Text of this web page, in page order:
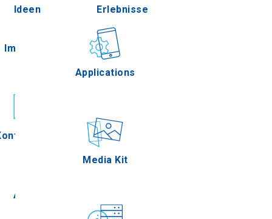
Agion Oros
Im Freien Gastronomie
Ereignisse
Applications
Media Kit
Ideen Erlebnisse